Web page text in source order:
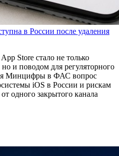
в России после удаления
Store стало не только
но и поводом для регуляторного
Минцифры в ФАС вопрос
iOS в России и рискам
одного закрытого канала